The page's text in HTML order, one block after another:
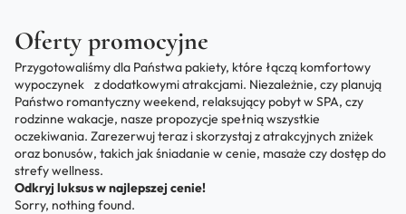
Oferty promocyjne
Przygotowaliśmy dla Państwa pakiety, które łączą komfortowy
wypoczynek z dodatkowymi atrakcjami. Niezależnie, czy planują
Państwo romantyczny weekend, relaksujący pobyt w SPA, czy
rodzinne wakacje, nasze propozycje spełnią wszystkie
oczekiwania. Zarezerwuj teraz i skorzystaj z atrakcyjnych zniżek
oraz bonusów, takich jak śniadanie w cenie, masaże czy dostęp do
strefy wellness.
Odkryj luksus w najlepszej cenie!
Sorry, nothing found.